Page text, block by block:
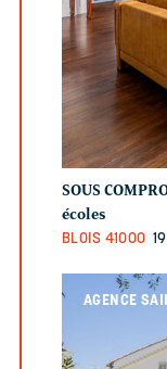
SOUS
écoles
BLOIS 41000
AGENCE